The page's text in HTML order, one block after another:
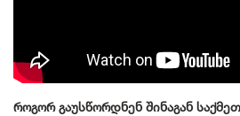
როგორ გაუსწორდნენ შინაგან